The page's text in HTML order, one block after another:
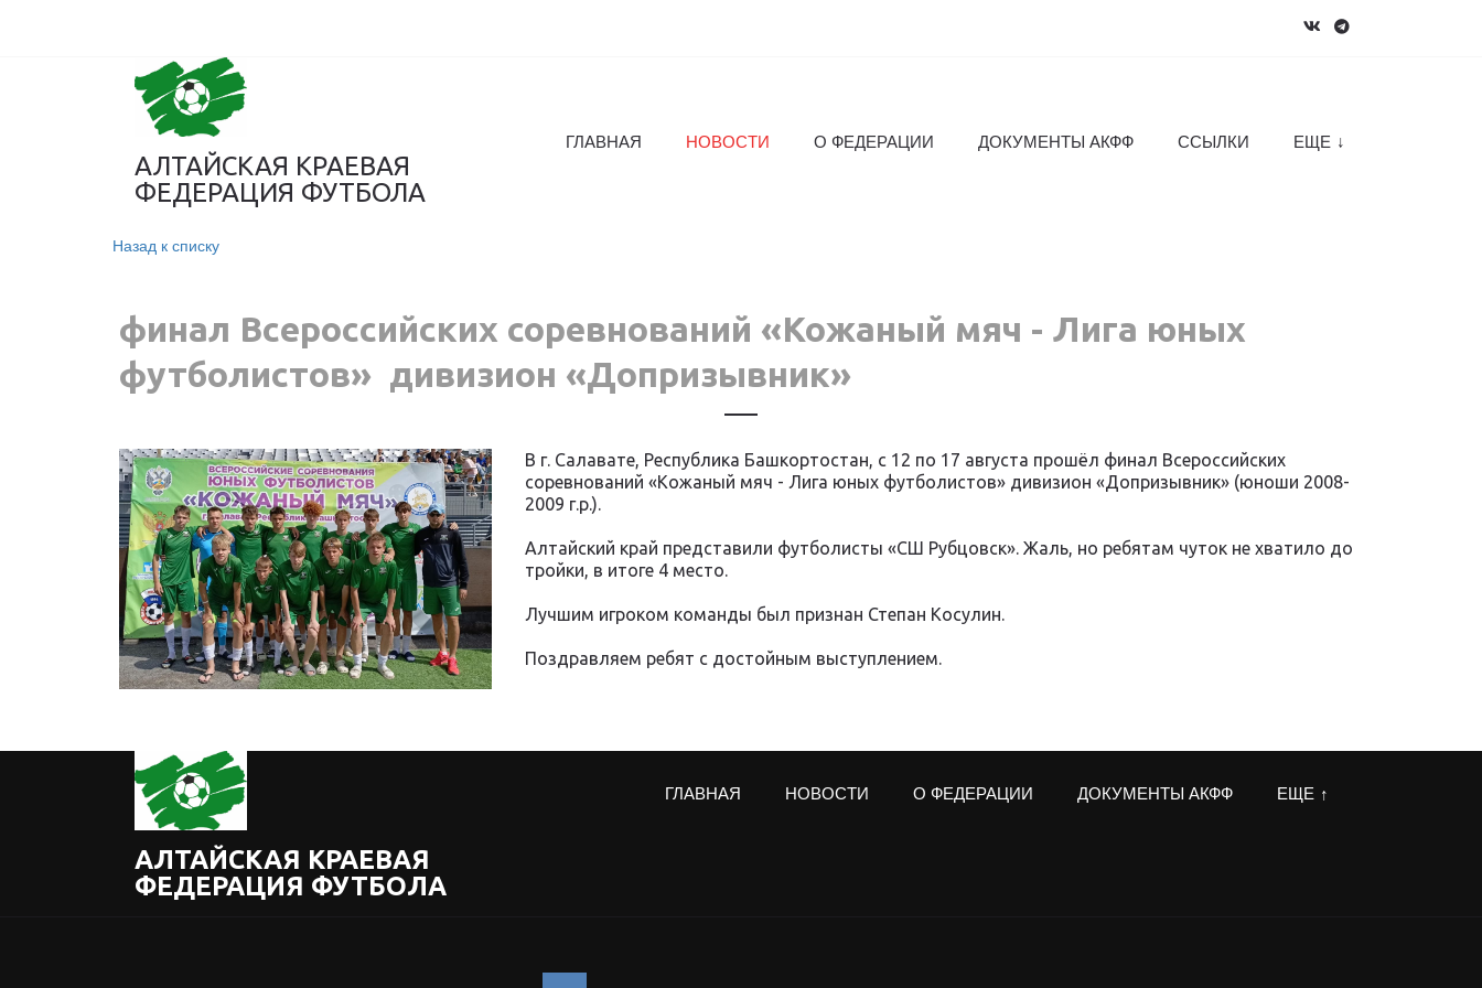
АЛТАЙСКАЯ КРАЕВАЯ
ФЕДЕРАЦИЯ ФУТБОЛА
ГЛАВНАЯ НОВОСТИ О ФЕДЕРАЦИИ ДОКУМЕНТЫ АКФФ ССЫЛКИ ЕЩЕ
Назад к списку
финал Всероссийских соревнований «Кожаный мяч - Лига юных
футболистов» дивизион «Допризывник»
В г. Салавате, Республика Башкортостан, с 12 по 17 августа прошёл финал Всероссийских
соревнований «Кожаный мяч - Лига юных футболистов» дивизион «Допризывник» (юноши 2008-
2009 г.р.).
Алтайский край представили футболисты «СШ Рубцовск». Жаль, но ребятам чуток не хватило до
тройки, в итоге 4 место.
Лучшим игроком команды был признан Степан Косулин.
Поздравляем ребят с достойным выступлением.
АЛТАЙСКАЯ КРАЕВАЯ
ФЕДЕРАЦИЯ ФУТБОЛА
ГЛАВНАЯ НОВОСТИ О ФЕДЕРАЦИИ ДОКУМЕНТЫ АКФФ ЕЩЕ